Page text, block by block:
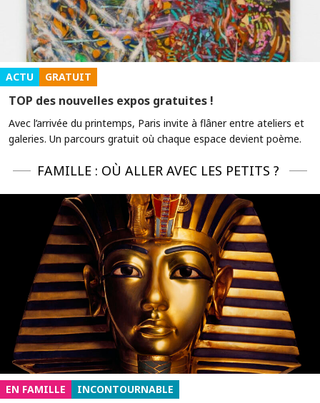
ACTU GRATUIT
TOP des nouvelles expos gratuites !
Avec l’arrivée du printemps, Paris invite à flâner entre ateliers et
galeries. Un parcours gratuit où chaque espace devient poème.
FAMILLE : OÙ ALLER AVEC LES PETITS ?
EN FAMILLE INCONTOURNABLE